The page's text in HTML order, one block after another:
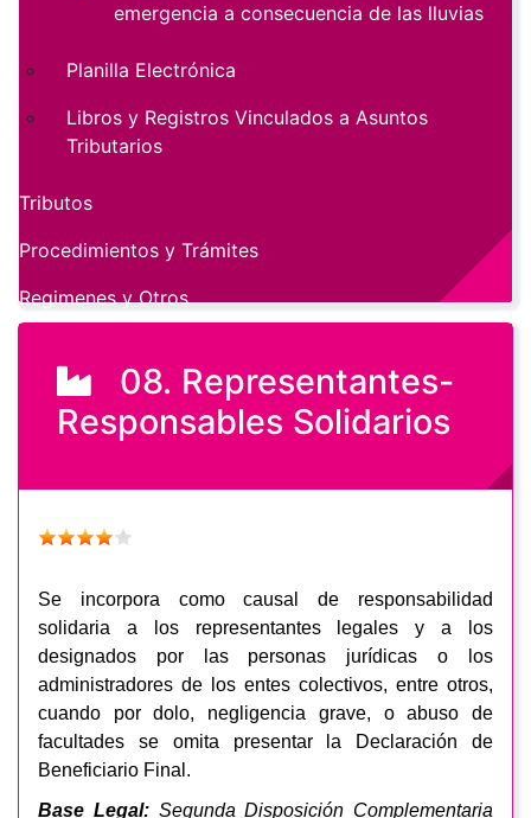
08. Representantes-
Responsables Solidarios
Se incorpora como causal de responsabilidad
solidaria a los representantes legales y a los
designados por las personas jurídicas o los
administradores de los entes colectivos, entre otros,
cuando por dolo, negligencia grave, o abuso de
facultades se omita presentar la Declaración de
Beneficiario Final.
Base Legal:Segunda Disposición Complementaria
emergencia a consecuencia de las lluvias
Planilla Electrónica
Libros y Registros Vinculados a Asuntos
Tributarios
Tributos
Procedimientos y Trámites
Regimenes y Otros